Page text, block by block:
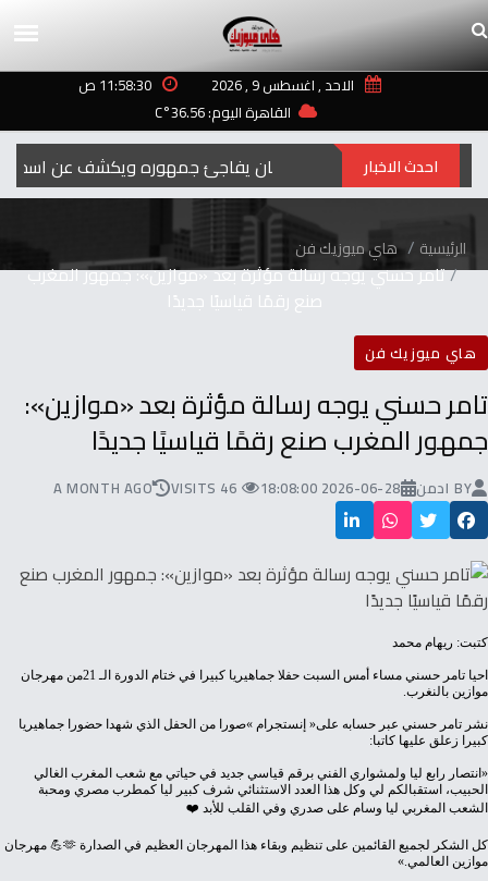
الاحد , اغسطس 9 , 2026
11:58:30 ص
القاهرة اليوم: 36.56°C
رمضان‭ ‬..2027محمد‭ ‬رمضان‭ ‬يفاجئ‭ ‬جمهوره‭ ‬ويكشف‭ ‬عن‭ ‬اسم‭ ‬ومهنة‭ ‬شخصيته‭ ‬الجديدةاحدث الاخبار
الرئيسية هاي ميوزيك فن
تامر‭ ‬حسني‭ ‬يوجه‭ ‬رسالة‭ ‬مؤثرة‭ ‬بعد ‬‮«موازين»‬: ‬جمهور‭ ‬المغرب‭
‬صنع‭ ‬رقمًا‭ ‬قياسيًا‭ ‬جديدًا
هاي ميوزيك فن
تامر‭ ‬حسني‭ ‬يوجه‭ ‬رسالة‭ ‬مؤثرة‭ ‬بعد ‬‮«موازين»‬:
‬جمهور‭ ‬المغرب‭ ‬صنع‭ ‬رقمًا‭ ‬قياسيًا‭ ‬جديدًا
BY ادمن 2026-06-28 18:08:00
46 VISITS
A MONTH AGO
كتبت: ريهام محمد
‬موازين‭ ‬بالنغرب‭.‬
‬كبيرا‭ ‬زعلق‭ ‬عليها‭ ‬كاتبا‭:‬
‬الشعب‭ ‬المغربي‭ ‬ليا‭ ‬وسام‭ ‬على‭ ‬صدري‭ ‬وفي‭ ‬القلب‭ ‬للأبد‭ ‬❤️
‬موازين‭ ‬العالمي‮»‬‭.‬